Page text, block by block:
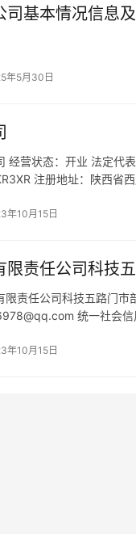
司基本情况信息
年5月30日
经营状态：开业 法定
注册地址：陕西
年10月15日
责任公司科技
限责任公司科技五路门
统一社会
年10月15日